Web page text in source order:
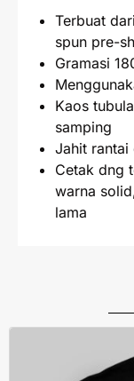
Terbuat
spun pre-
Gramasi
Kaos
samping
Jahit rantai
Cetak dng
warna
lama